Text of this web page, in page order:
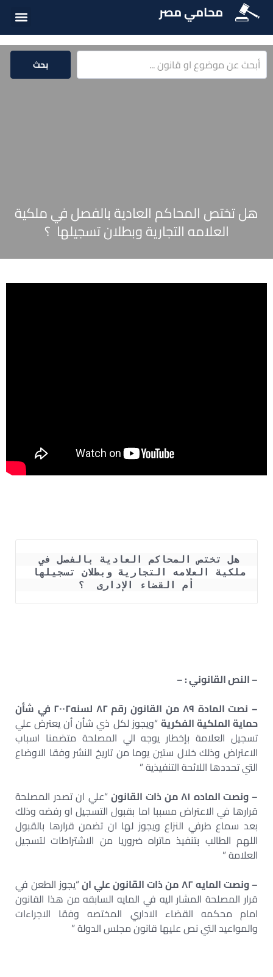
محامي مصر
بحث
هل تختص المحاكم العادية بالفصل في ملكية
العلامه التجارية وبطلان تسجيلها ؟
هل تختص المحاكم العادية بالفصل في
أم القضاء الإدارى  ؟
– النص القانوني : –
– نصت المادة ٨٩ من القانون رقم ٨٢ لسنه٢٠٠٢ في شأن
حماية الملكية الفكرية“ويجوز لكل ذي شأن أن يعترض علي
تسجيل العلامة بإخطار يوجه الي المصلحة متضمنا اسباب
الاعتراض وذلك خلال ستين يوما من تاريخ النشر وفقا الاوضاع
التي تحددها اللائحة التنفيذية ”
– ونصت الماده ٨١ من ذات القانون
“علي ان تصدر المصلحة
قرارها في الاعتراض مسببا اما بقبول التسجيل او رفضه وذلك
بعد سماع طرفي النزاع ويجوز لها ان تضمن قرارها بالقبول
اللهم الطالب بتنفيذ ماتراه ضروريا من الاشتراطات لتسجيل
العلامة ”
– ونصت المايه ٨٢ من ذات القانون علي ان
“يجوز الطعن في
قرار المصلحة المشار اليه في المايه السابقه من هذا القانون
امام محكمه القضاء الاداري المختصه وفقا الاجراءات
والمواعيد التي نص عليها قانون مجلس الدولة ”